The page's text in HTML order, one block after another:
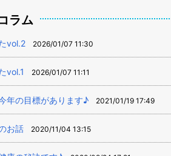
ラム
vol.2 2026/01/07 11:30
vol.1 2026/01/07 11:11
年の目標があります♪ 2021/01/19 17:49
お話 2020/11/04 13:15